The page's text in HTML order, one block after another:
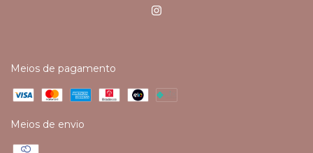
Meios de pagamento
Meios de envio